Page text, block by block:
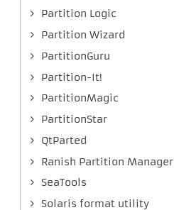
Partition Logic
Partition Wizard
PartitionGuru
Partition-It!
PartitionMagic
PartitionStar
QtParted
Ranish Partition Manager
SeaTools
Solaris format utility